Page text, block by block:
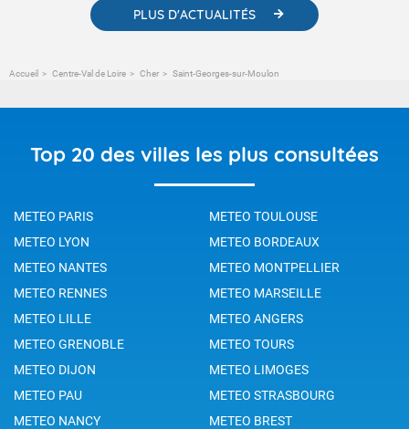
PLUS D'ACTUALITÉS
Accueil Centre-Val de Loire Cher Saint-Georges-sur-Moulon
Top 20 des villes les plus consultées
METEO PARIS
METEO TOULOUSE
METEO LYON
METEO BORDEAUX
METEO NANTES
METEO MONTPELLIER
METEO RENNES
METEO MARSEILLE
METEO LILLE
METEO ANGERS
METEO GRENOBLE
METEO TOURS
METEO DIJON
METEO LIMOGES
METEO PAU
METEO STRASBOURG
METEO NANCY
METEO BREST